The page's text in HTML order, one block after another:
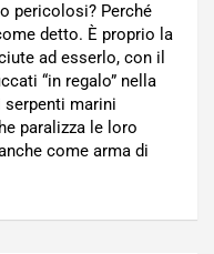
pericolosi? Perché
detto. È proprio la
ad esserlo, con il
“in regalo” nella
marini
paralizza le loro
come arma di